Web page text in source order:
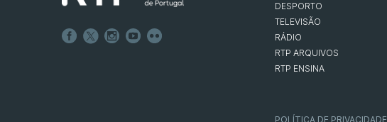
DESPORTO
TELEVISÃO
RÁDIO
RTP ARQUIVOS
RTP ENSINA
POLÍTICA DE PRIVACIDADE